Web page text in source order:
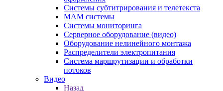
Системы субтитрирования и телетекста
MAM системы
Системы мониторинга
Серверное оборудование (видео)
Оборудование нелинейного монтажа
Распределители электропитания
Система маршрутизации и обработки
потоков
Видео
Назад